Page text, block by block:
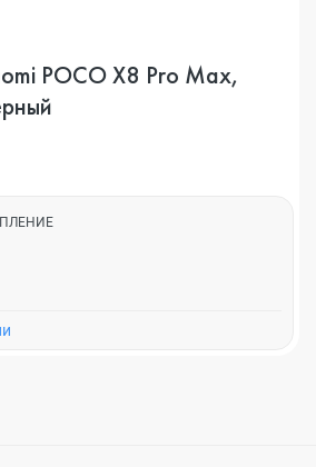
POCO X8 Pro Max,